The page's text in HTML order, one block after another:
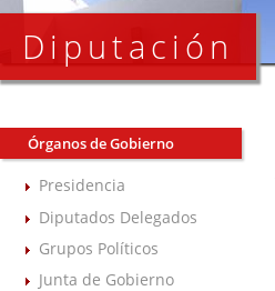
Diputación
Órganos de Gobierno
Presidencia
Diputados Delegados
Grupos Políticos
Junta de Gobierno